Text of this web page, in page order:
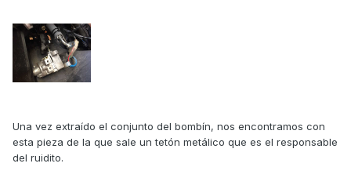
Una vez extraído el conjunto del bombín, nos encontramos con
esta pieza de la que sale un tetón metálico que es el responsable
del ruidito.